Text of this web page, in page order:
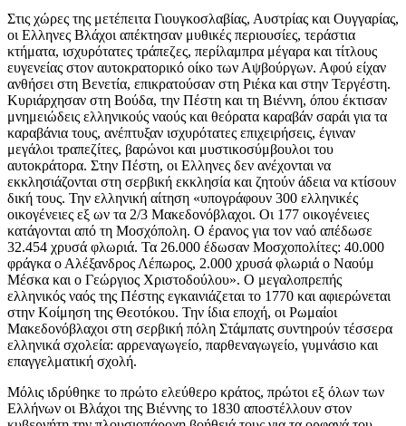
Στις χώρες της μετέπειτα Γιουγκοσλαβίας, Αυστρίας και Ουγγαρίας,
οι Ελληνες Βλάχοι απέκτησαν μυθικές περιουσίες, τεράστια
κτήματα, ισχυρότατες τράπεζες, περίλαμπρα μέγαρα και τίτλους
ευγενείας στον αυτοκρατορικό οίκο των Αψβούργων. Αφού είχαν
ανθήσει στη Βενετία, επικρατούσαν στη Ριέκα και στην Τεργέστη.
Κυριάρχησαν στη Βούδα, την Πέστη και τη Βιέννη, όπου έκτισαν
μνημειώδεις ελληνικούς ναούς και θεόρατα καραβάν σαράι για τα
καραβάνια τους, ανέπτυξαν ισχυρότατες επιχειρήσεις, έγιναν
μεγάλοι τραπεζίτες, βαρώνοι και μυστικοσύμβουλοι του
αυτοκράτορα. Στην Πέστη, οι Ελληνες δεν ανέχονται να
εκκλησιάζονται στη σερβική εκκλησία και ζητούν άδεια να κτίσουν
δική τους. Την ελληνική αίτηση «υπογράφουν 300 ελληνικές
οικογένειες εξ ων τα 2/3 Μακεδονόβλαχοι. Οι 177 οικογένειες
κατάγονται από τη Μοσχόπολη. Ο έρανος για τον ναό απέδωσε
32.454 χρυσά φλωριά. Τα 26.000 έδωσαν Μοσχοπολίτες: 40.000
φράγκα ο Αλέξανδρος Λέπωρος, 2.000 χρυσά φλωριά ο Ναούμ
Μέσκα και ο Γεώργιος Χριστοδούλου». Ο μεγαλοπρεπής
ελληνικός ναός της Πέστης εγκαινιάζεται το 1770 και αφιερώνεται
στην Κοίμηση της Θεοτόκου. Την ίδια εποχή, οι Ρωμαίοι
Μακεδονόβλαχοι στη σερβική πόλη Στάμπατς συντηρούν τέσσερα
ελληνικά σχολεία: αρρεναγωγείο, παρθεναγωγείο, γυμνάσιο και
επαγγελματική σχολή.
Μόλις ιδρύθηκε το πρώτο ελεύθερο κράτος, πρώτοι εξ όλων των
Ελλήνων οι Βλάχοι της Βιέννης το 1830 αποστέλλουν στον